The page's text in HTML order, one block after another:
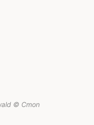
© Cmon